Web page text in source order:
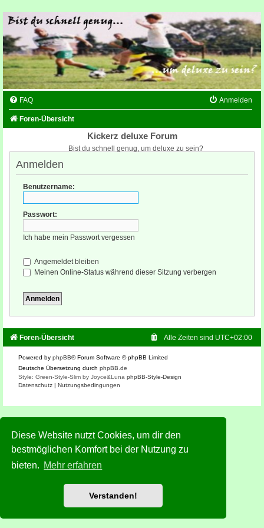
Diese Website nutzt Cookies, um dir den
bestmöglichen Komfort bei der Nutzung zu
bieten. Mehr erfahren
Verstanden!
FAQ Anmelden
Foren-Übersicht
Kickerz deluxe Forum
Bist du schnell genug, um deluxe zu sein?
Anmelden
Benutzername:
Passwort:
Ich habe mein Passwort vergessen
Angemeldet bleiben
Meinen Online-Status während dieser Sitzung verbergen
Foren-Übersicht Alle Zeiten sind UTC+02:00
Powered by phpBB® Forum Software © phpBB Limited
Deutsche Übersetzung durch phpBB.de
Style: Green-Style-Slim by Joyce&Luna phpBB-Style-Design
Datenschutz | Nutzungsbedingungen